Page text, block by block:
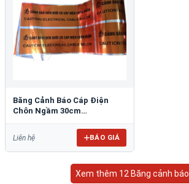
Băng Cảnh Báo Cáp Điện
Chôn Ngầm 30cm
Liên hệ BÁO GIÁ
Xem thêm 12 Băng cảnh báo